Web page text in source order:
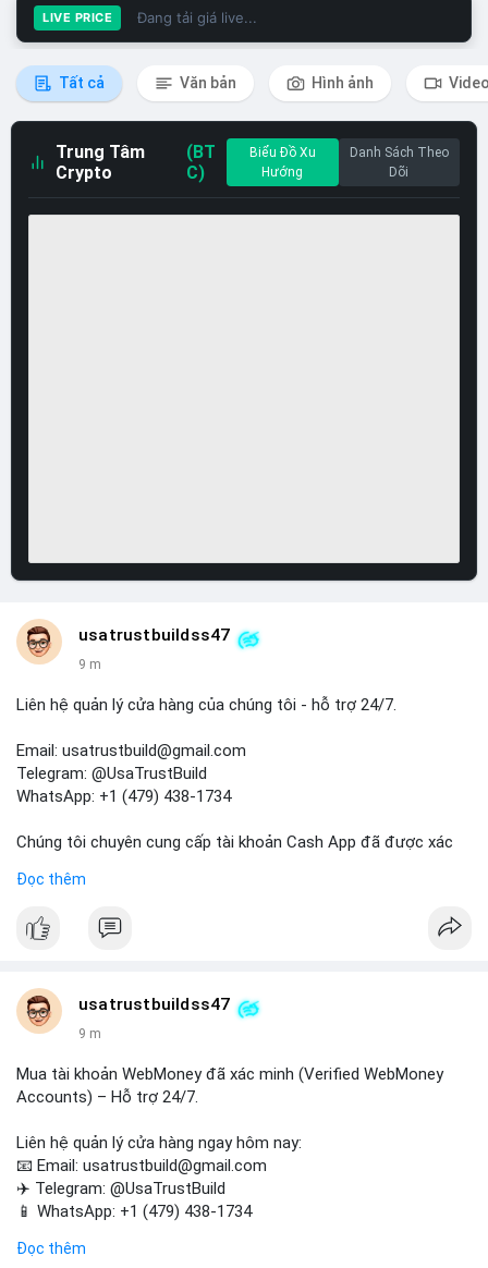
LIVE PRICE Đang tải giá live...
Tất cả Văn bản Hình ảnh
Trung Tâm
Crypto
(BT
C)
Biểu Đồ Xu
Hướng
Danh Sách Theo
Dõi
usatrustbuildss47
9 m
Liên hệ quản lý cửa hàng của chúng tôi - hỗ trợ 24/7.
Email: usatrustbuild@gmail.com
Telegram: @UsaTrustBuild
WhatsApp: +1 (479) 438-1734
Chúng tôi chuyên cung cấp tài khoản Cash App đã được xác
marketing, SEO, SMM, chuyển tiền, gửi tiền qua di động, thanh
#buyverifiedcashappaccounts #marketing
#trendingnow
#sendmoney
Đọc thêm
usatrustbuildss47
9 m
Mua tài khoản WebMoney đã xác minh (Verified WebMoney
Accounts) – Hỗ trợ 24/7.
Liên hệ quản lý cửa hàng ngay hôm nay:
📧 Email: usatrustbuild@gmail.com
✈️ Telegram: @UsaTrustBuild
📱 WhatsApp: +1 (479) 438-1734
Tài khoản WebMoney xác minh sẵn sàng – giao dịch nhanh
Đọc thêm